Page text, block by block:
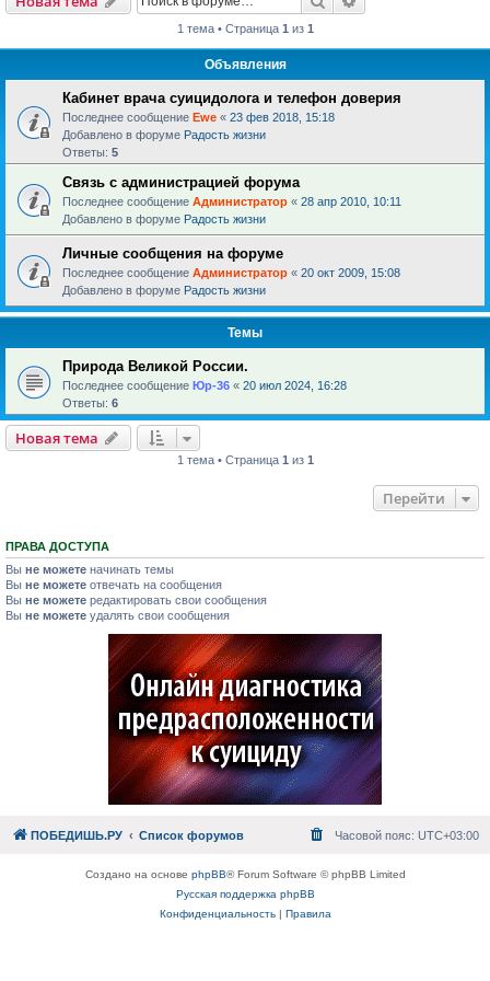
1 тема • Страница 1 из 1
Объявления
Кабинет врача суицидолога и телефон доверия
Последнее сообщение Ewe « 23 фев 2018, 15:18
Добавлено в форуме Радость жизни
Ответы: 5
Связь с администрацией форума
Последнее сообщение Администратор « 28 апр 2010, 10:11
Добавлено в форуме Радость жизни
Личные сообщения на форуме
Последнее сообщение Администратор « 20 окт 2009, 15:08
Добавлено в форуме Радость жизни
Темы
Природа Великой России.
Последнее сообщение Юр-36 « 20 июл 2024, 16:28
Ответы: 6
Новая тема
1 тема • Страница 1 из 1
Перейти
ПРАВА ДОСТУПА
Вы не можете начинать темы
Вы не можете отвечать на сообщения
Вы не можете редактировать свои сообщения
Вы не можете удалять свои сообщения
ПОБЕДИШЬ.РУ Список форумов Часовой пояс: UTC+03:00
Создано на основе phpBB® Forum Software © phpBB Limited
Русская поддержка phpBB
Конфиденциальность| Правила